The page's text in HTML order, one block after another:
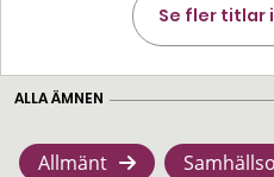
Se fler titlar
ALLA ÄMNEN
Allmänt